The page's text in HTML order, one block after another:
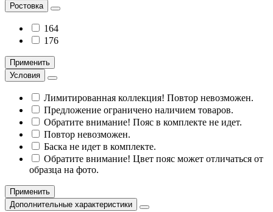
Ростовка
164
176
Применить
Условия
Лимитированная коллекция! Повтор невозможен.
Предложение ограничено наличием товаров.
Обратите внимание! Пояс в комплекте не идет.
Повтор невозможен.
Баска не идет в комплекте.
Обратите внимание! Цвет пояс может отличаться от
образца на фото.
Применить
Дополнительные характеристики